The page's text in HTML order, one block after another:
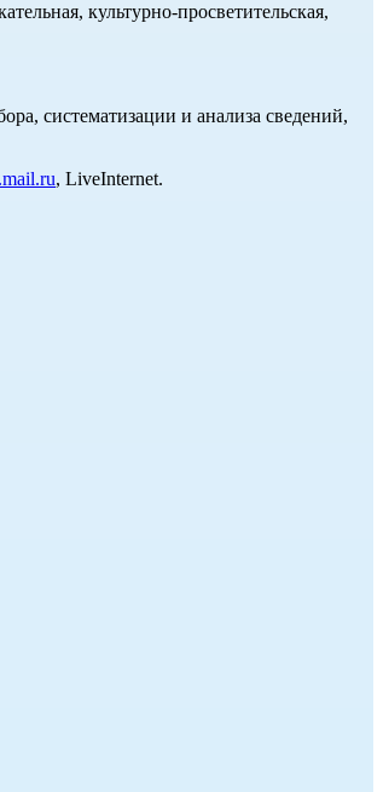
культурно-просветительская,
систематизации и анализа сведений,
, LiveInternet.